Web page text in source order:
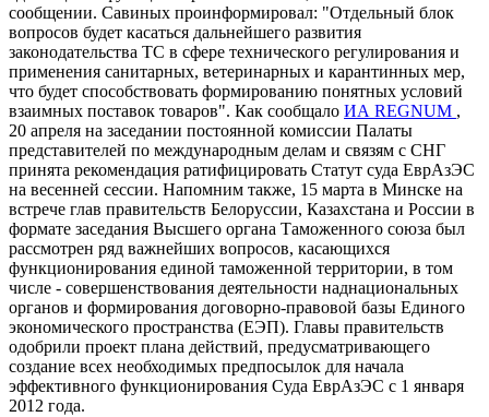
сообщении. Савиных проинформировал: "Отдельный блок
вопросов будет касаться дальнейшего развития
законодательства ТС в сфере технического регулирования и
применения санитарных, ветеринарных и карантинных мер,
что будет способствовать формированию понятных условий
взаимных поставок товаров". Как сообщало ИА REGNUM ,
20 апреля на заседании постоянной комиссии Палаты
представителей по международным делам и связям с СНГ
принята рекомендация ратифицировать Статут суда ЕврАзЭС
на весенней сессии. Напомним также, 15 марта в Минске на
встрече глав правительств Белоруссии, Казахстана и России в
формате заседания Высшего органа Таможенного союза был
рассмотрен ряд важнейших вопросов, касающихся
функционирования единой таможенной территории, в том
числе - совершенствования деятельности наднациональных
органов и формирования договорно-правовой базы Единого
экономического пространства (ЕЭП). Главы правительств
одобрили проект плана действий, предусматривающего
создание всех необходимых предпосылок для начала
эффективного функционирования Суда ЕврАзЭС с 1 января
2012 года.